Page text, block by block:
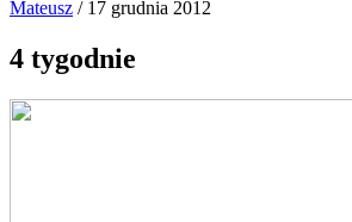
Mateusz / 17 grudnia 2012
4 tygodnie